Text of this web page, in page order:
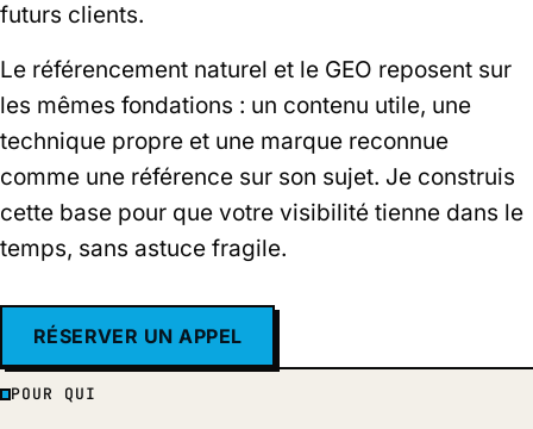
futurs clients.
Le référencement naturel et le GEO reposent sur
les mêmes fondations : un contenu utile, une
technique propre et une marque reconnue
comme une référence sur son sujet. Je construis
cette base pour que votre visibilité tienne dans le
temps, sans astuce fragile.
RÉSERVER UN APPEL
POUR QUI